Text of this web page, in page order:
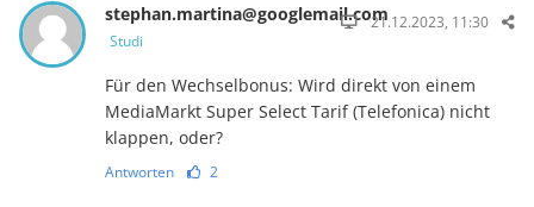
stephan.martina@googlemail.com
Studi
21.12.2023, 11:30
Für den Wechselbonus: Wird direkt von einem
MediaMarkt Super Select Tarif (Telefonica) nicht
klappen, oder?
Antworten 2